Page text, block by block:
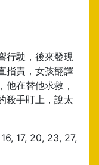
行駛，後來發現
指責，女孩翻譯
他在替他求救，
殺手盯上，說太
17, 20, 23, 27,